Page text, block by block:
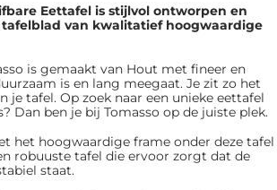
Eettafel is ​​stijlvol ontworpen en
van kwalitatief hoogwaardige
is gemaakt van Hout met fineer en
is en lang meegaat. Je zit zo het
je tafel. Op zoek naar een unieke eettafel
Dan ben je bij Tomasso op de juiste plek.
het hoogwaardige frame onder deze tafel
robuuste tafel die ervoor zorgt dat de
staat.